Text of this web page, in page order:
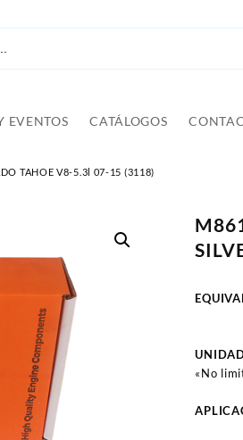
EVENTOS CATÁLOGOS
TAHOE V8-5.3l 07-15 (3118)
«No